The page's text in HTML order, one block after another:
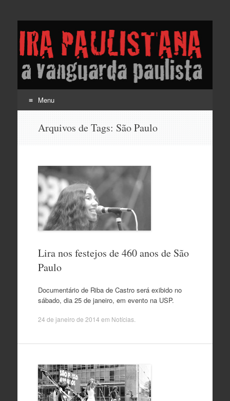
Lira Paulistana e a
vanguarda paulista
Menu
Arquivos de Tags: São Paulo
Lira nos festejos de 460 anos de São
Paulo
Documentário de Riba de Castro será exibido no
sábado, dia 25 de janeiro, em evento na USP.
24 de janeiro de 2014 em Notícias.